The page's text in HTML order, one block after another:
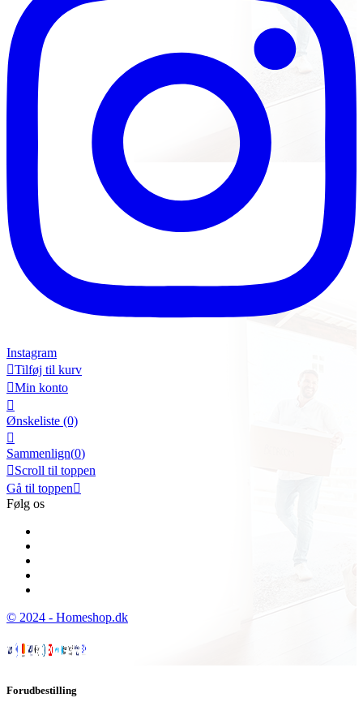
Instagram
Tilføj til kurv
Min konto

Ønskeliste (0)

Sammenlign(0)
Scroll til toppen
Gå til toppen
Følg os
© 2024 - Homeshop.dk
Forudbestilling